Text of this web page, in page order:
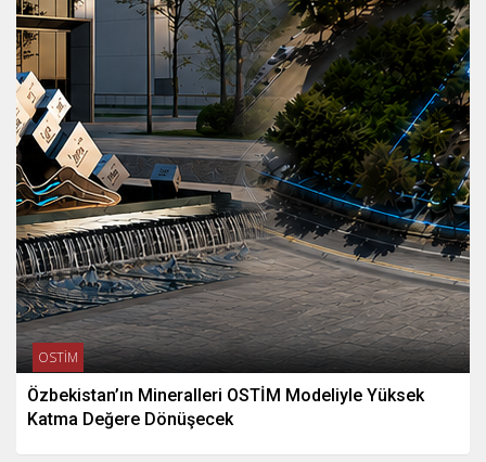
OSTİM
Özbekistan’ın Mineralleri OSTİM Modeliyle Yüksek
Katma Değere Dönüşecek